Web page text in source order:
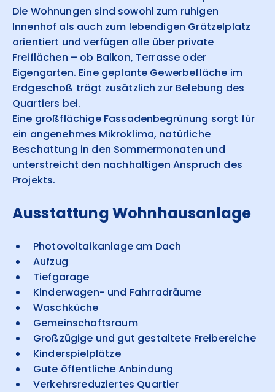
Die Wohnungen sind sowohl zum ruhigen
Innenhof als auch zum lebendigen Grätzelplatz
orientiert und verfügen alle über private
Freiflächen – ob Balkon, Terrasse oder
Eigengarten. Eine geplante Gewerbefläche im
Erdgeschoß trägt zusätzlich zur Belebung des
Quartiers bei.
Eine großflächige Fassadenbegrünung sorgt für
ein angenehmes Mikroklima, natürliche
Beschattung in den Sommermonaten und
unterstreicht den nachhaltigen Anspruch des
Projekts.
Ausstattung Wohnhausanlage
Photovoltaikanlage am Dach
Aufzug
Tiefgarage
Kinderwagen- und Fahrradräume
Waschküche
Gemeinschaftsraum
Großzügige und gut gestaltete Freibereiche
Kinderspielplätze
Gute öffentliche Anbindung
Verkehrsreduziertes Quartier